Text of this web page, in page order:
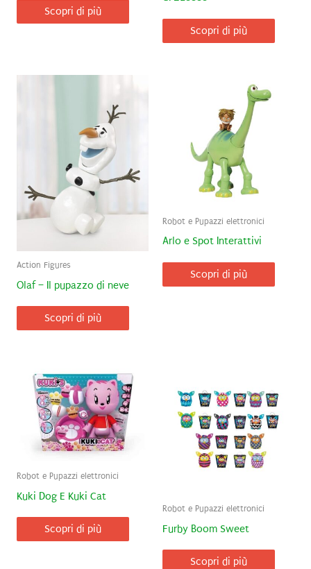
Scopri di più
Scopri di più
Action Figures
Olaf – Il pupazzo di neve
Scopri di più
Robot e Pupazzi elettronici
Arlo e Spot Interattivi
Scopri di più
Robot e Pupazzi elettronici
Kuki Dog E Kuki Cat
Scopri di più
Robot e Pupazzi elettronici
Furby Boom Sweet
Scopri di più